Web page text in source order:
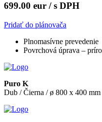
699.00 eur / s DPH
Pridať do plánovača
Plnomasívne prevedenie
Povrchová úprava –
Puro K
Dub / Čierna / ø 800 x 400 mm